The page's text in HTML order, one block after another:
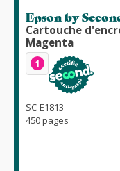
Epson by
Cartouche
Magenta
1
SC-E1813
450 pages